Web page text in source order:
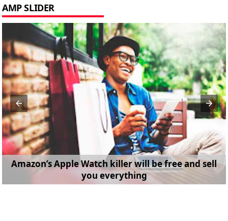
AMP SLIDER
Amazon’s Apple Watch killer will be free and sell
you everything